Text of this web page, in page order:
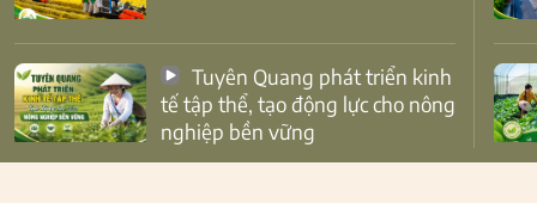
tế tập thể, tạo động lực cho nông
nghiệp bền vững